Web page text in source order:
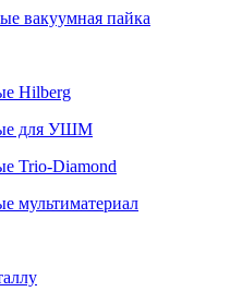
вакуумная пайка
Hilberg
для УШМ
Trio-Diamond
мультиматериал